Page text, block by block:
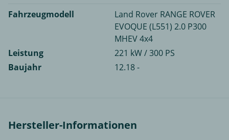
Fahrzeugmodell
Land Rover RANGE ROVER
EVOQUE (L551) 2.0 P300
MHEV 4x4
Leistung
221 kW / 300 PS
Baujahr
12.18 -
Hersteller-Informationen